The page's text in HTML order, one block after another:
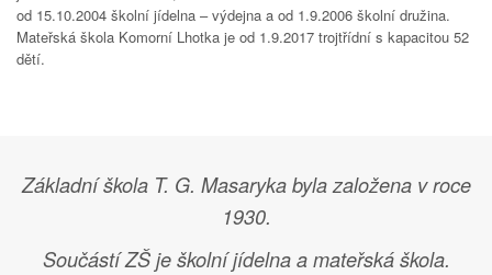
od 15.10.2004 školní jídelna – výdejna a od 1.9.2006 školní družina.
Mateřská škola Komorní Lhotka je od 1.9.2017 trojtřídní s kapacitou 52
dětí.
Základní škola T. G. Masaryka byla založena v roce
1930.
Součástí ZŠ je školní jídelna a mateřská škola.